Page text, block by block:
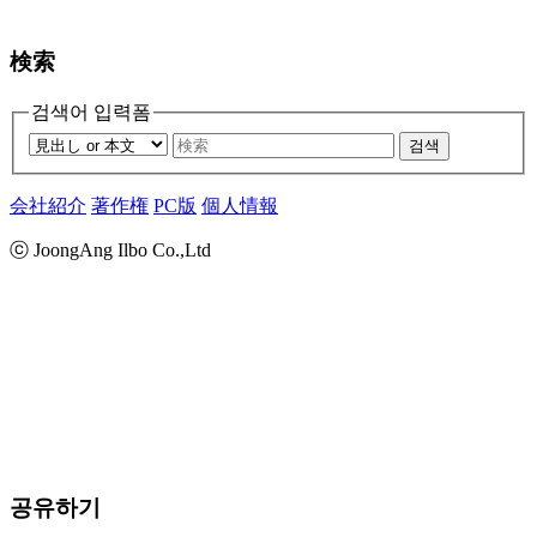
検索
검색어 입력폼
검색
会社紹介 著作権 PC版 個人情報
ⓒ JoongAng Ilbo Co.,Ltd
공유하기